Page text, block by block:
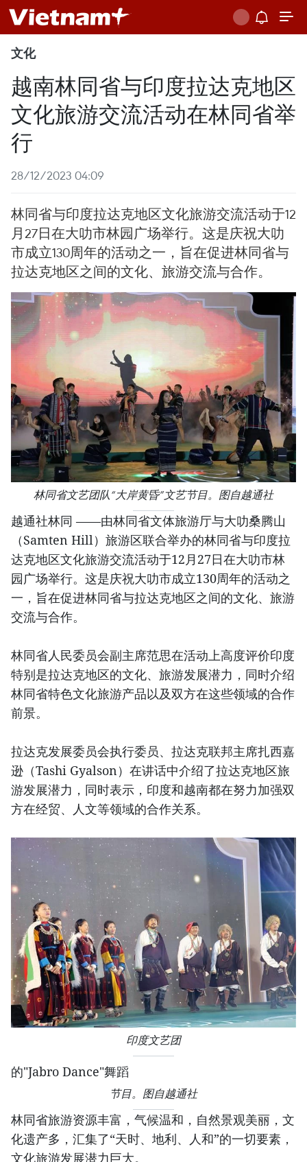
文化
越南林同省与印度拉达克地区
文化旅游交流活动在林同省举
行
28/12/2023 04:09
林同省与印度拉达克地区文化旅游交流活动于12
月27日在大叻市林园广场举行。这是庆祝大叻
市成立130周年的活动之一，旨在促进林同省与
拉达克地区之间的文化、旅游交流与合作。
林同省文艺团队“大岸黄昏”文艺节目。图自越通社
越通社林同 ——由林同省文体旅游厅与大叻桑腾山
（Samten Hill）旅游区联合举办的林同省与印度拉
达克地区文化旅游交流活动于12月27日在大叻市林
园广场举行。这是庆祝大叻市成立130周年的活动之
一，旨在促进林同省与拉达克地区之间的文化、旅游
交流与合作。
林同省人民委员会副主席范思在活动上高度评价印度
特别是拉达克地区的文化、旅游发展潜力，同时介绍
林同省特色文化旅游产品以及双方在这些领域的合作
前景。
拉达克发展委员会执行委员、拉达克联邦主席扎西嘉
逊（Tashi Gyalson）在讲话中介绍了拉达克地区旅
游发展潜力，同时表示，印度和越南都在努力加强双
方在经贸、人文等领域的合作关系。
印度文艺团
的"Jabro Dance"舞蹈
节目。图自越通社
林同省旅游资源丰富，气候温和，自然景观美丽，文
化遗产多，汇集了“天时、地利、人和”的一切要素，
文化旅游发展潜力巨大。